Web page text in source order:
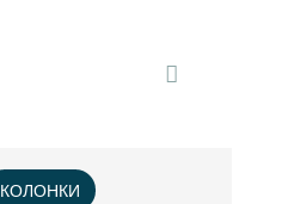
КОЛОНКИ